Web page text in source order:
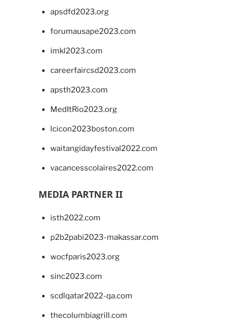
apsdfd2023.org
forumausape2023.com
imkl2023.com
careerfaircsd2023.com
apsth2023.com
MedItRio2023.org
lcicon2023boston.com
waitangidayfestival2022.com
vacancesscolaires2022.com
MEDIA PARTNER II
isth2022.com
p2b2pabi2023-makassar.com
wocfparis2023.org
sinc2023.com
scdlqatar2022-qa.com
thecolumbiagrill.com